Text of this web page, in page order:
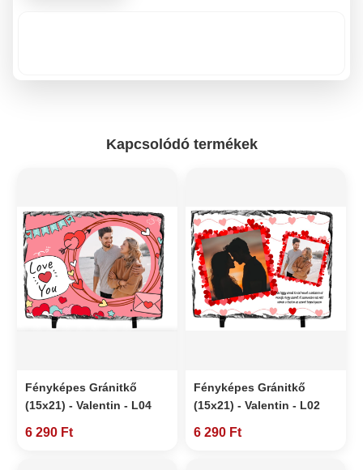
Kapcsolódó termékek
Fényképes Gránitkő
(15x21) - Valentin - L04
6 290 Ft
Fényképes Gránitkő
(15x21) - Valentin - L02
6 290 Ft